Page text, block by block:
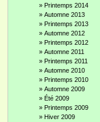
» Printemps 2014
» Automne 2013
» Printemps 2013
» Automne 2012
» Printemps 2012
» Automne 2011
» Printemps 2011
» Automne 2010
» Printemps 2010
» Automne 2009
» Été 2009
» Printemps 2009
» Hiver 2009